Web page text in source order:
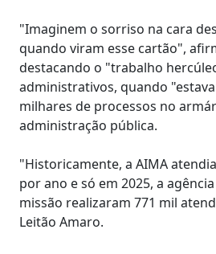
"Imaginem o sorriso na cara
quando viram esse cartão",
destacando o "trabalho
administrativos, quando
milhares de processos no
administração pública.
"Historicamente, a AIMA
por ano e só em 2025, a
missão realizaram 771 mil
Leitão Amaro.